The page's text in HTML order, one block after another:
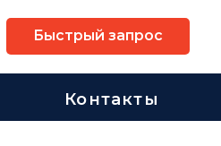
Быстрый запрос
Контакты